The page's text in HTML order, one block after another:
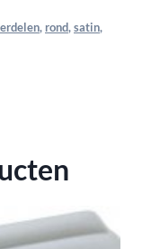
, rond, satin,